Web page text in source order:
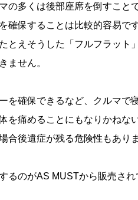
の多くは後部座席を倒すこと
確保することは比較的容易で
とえそうした「フルフラット
ません。
を確保できるなど、クルマで
を痛めることにもなりかねな
合後遺症が残る危険性もあり
るのがAS MUSTから販売され